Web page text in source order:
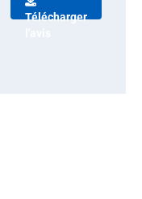
Télécharger